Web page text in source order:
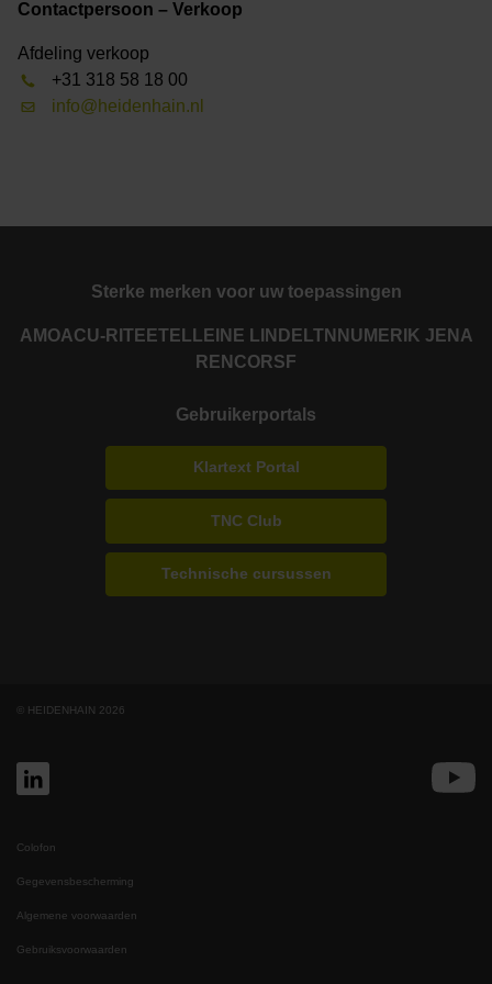
Contactpersoon – Verkoop
Afdeling verkoop
+31 318 58 18 00
info@heidenhain.nl
Sterke merken voor uw toepassingen
AMOACU-RITE ETEL LEINE LINDE LTN NUMERIK JENA
RENCORSF
Gebruikerportals
Klartext Portal
TNC Club
Technische cursussen
© HEIDENHAIN 2026
Colofon
Gegevensbescherming
Algemene voorwaarden
Gebruiksvoorwaarden